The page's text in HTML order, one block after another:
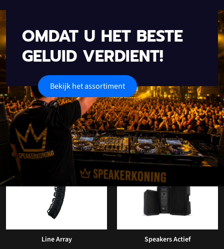
OMDAT U HET BESTE
GELUID VERDIENT!
Bekijk het assortiment
Onze populaire categorieën
Line Array Speakers Actief